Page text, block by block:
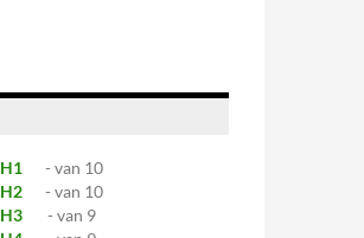
H1
- van 10
H2
- van 10
H3
- van 9